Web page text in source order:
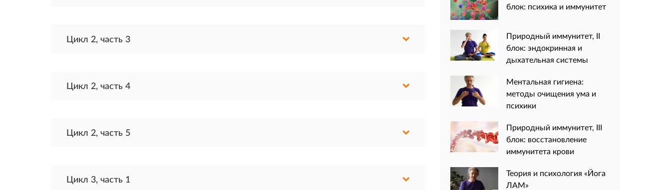
Цикл 2, часть 3
Цикл 2, часть 4
Цикл 2, часть 5
Цикл 3, часть 1
блок: психика и иммунитет
Природный иммунитет, II
блок: эндокринная и
дыхательная системы
Ментальная гигиена:
методы очищения ума и
психики
Природный иммунитет, III
блок: восстановление
иммунитета крови
Теория и психология «Йога
ЛАМ»